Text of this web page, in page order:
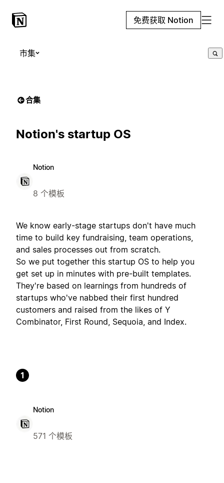
免费获取 Notion
市集
合集
Notion's startup OS
Notion
8 个模板
We know early-stage startups don't have much
time to build key fundraising, team operations,
and sales processes out from scratch.
So we put together this startup OS to help you
get set up in minutes with pre-built templates.
They're based on learnings from hundreds of
startups who've nabbed their first hundred
customers and raised from the likes of Y
Combinator, First Round, Sequoia, and Index.
1
Notion
571 个模板